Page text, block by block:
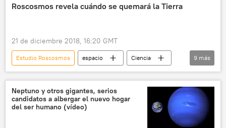
Roscosmos revela cuándo se quemará la Tierra
21 de diciembre 2018, 16:20 GMT
Estudio Roscosmos espacio
Ciencia
Internacional
Rusia
Sol
Tierra
Roscosmos
catástrofe
🪐 Astronomía
planeta noticias
9 más
Neptuno y otros gigantes, serios
candidatos a albergar el nuevo hogar
del ser humano (vídeo)